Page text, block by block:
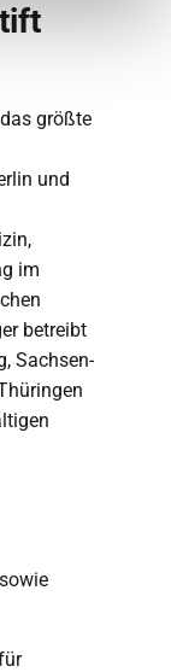
größte
und
im
betreibt
Sachsen-